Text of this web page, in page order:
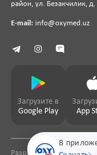
В
район, ул. Безакчилик,
E-mail: info@oxymed.uz
Загрузите в
Google Play
App
Разработка сайта